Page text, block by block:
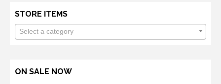
navigation
STORE ITEMS
Select a category
ON SALE NOW